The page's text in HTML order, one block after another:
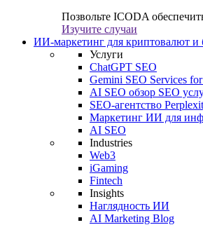
Позвольте ICODA
Изучите случаи
ИИ-маркетинг для криптовалют и
Услуги
ChatGPT SEO
Gemini SEO Services
AI SEO обзор SEO
SEO-агентство
Маркетинг ИИ для
AI SEO
Industries
Web3
iGaming
Fintech
Insights
Наглядность ИИ
AI Marketing Blog